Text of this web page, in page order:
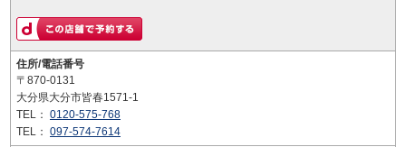
住所/電話番号
〒870-0131
大分県大分市皆春1571-1
TEL： 0120-575-768
TEL： 097-574-7614